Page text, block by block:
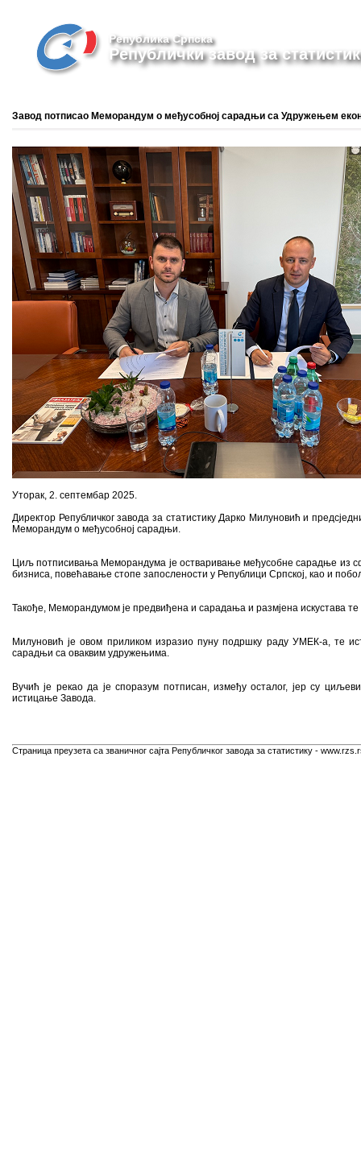
Република Српска
Републички завод за
Завод потписао Меморандум о међусобној сарадњи са Удружењем
Уторак, 2. септембар 2025.
Директор Републичког завода за статистику Дарко Милуновић и
Меморандум о међусобној сарадњи.
Циљ потписивања Меморандума је остваривање међусобне сарадње из
бизниса, повећавање стопе запослености у Републици Српској, као и
Такође, Меморандумом је предвиђена и сарадања и размјена искустава
Милуновић је овом приликом изразио пуну подршку раду УМЕК-а, те
сарадњи са оваквим удружењима.
Вучић је рекао да је споразум потписан, између осталог, јер су
истицање Завода.
Страница преузета са званичног сајта Републичког завода за статистику -